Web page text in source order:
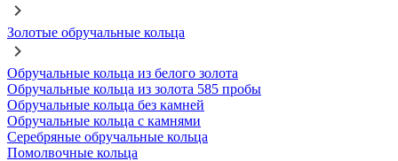
Золотые обручальные кольца
Обручальные кольца из белого золота
Обручальные кольца из золота 585 пробы
Обручальные кольца без камней
Обручальные кольца с камнями
Серебряные обручальные кольца
Помолвочные кольца